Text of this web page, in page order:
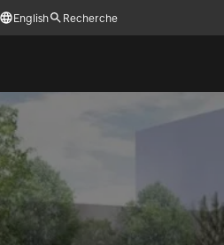
English Recherche